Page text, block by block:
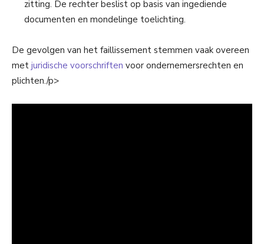
zitting. De rechter beslist op basis van ingediende
documenten en mondelinge toelichting.
De gevolgen van het faillissement stemmen vaak overeen
met juridische voorschriften voor ondernemersrechten en
plichten./p>